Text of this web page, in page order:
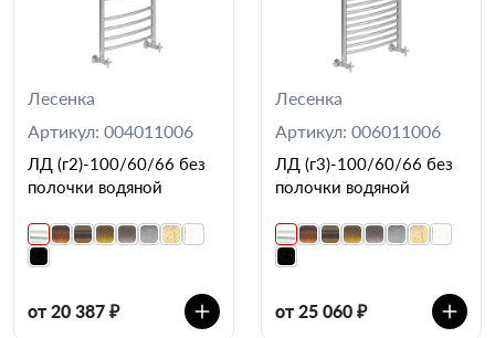
Лесенка
Артикул: 004011006
ЛД (г2)-100/60/66 без
полочки водяной
от 20 387 ₽
Лесенка
Артикул: 006011006
ЛД (г3)-100/60/66 без
полочки водяной
от 25 060 ₽